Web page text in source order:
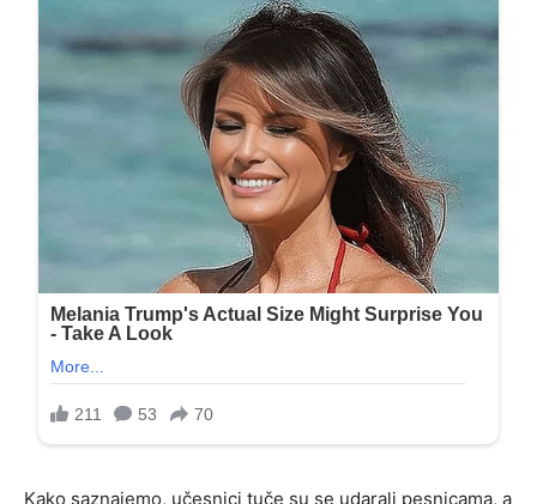
Kako saznajemo, učesnici tuče su se udarali pesnicama, a